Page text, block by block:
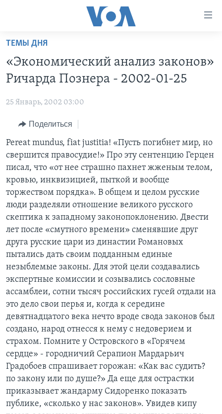
Перейти
основной
контент
навигации
Перейти
поиск
НОВОСТИ ЗА МИНУТУ
ИТОГИ
ПОЧЕМУ ЭТО ВАЖНО?
ДИСКУССИЯ VOA
ДЕТАЛИ
НЬЮ-ЙОРК NEW YORK
АМЕРИКА. БОЛЬШОЕ ПУТЕШЕСТВИЕ
ПРОЕКТЫ
УЧИМ АНГЛИЙСКИЙ
НАША АМЕРИКАНСКАЯ ИСТОРИЯ
А КАК В АМЕРИКЕ?
АРТЕФАКТЫ
АМЕРИКАНСКИЕ ГОРОДКИ
ТЕСТЫ
ЭКСПЕРТИЗА
ИНТЕРВЬЮ
ФАКТЫ ПРОТИВ ФЕЙКОВ
ЗА СВОБОДУ ПРЕССЫ
УЧИМ АНГЛИЙСКИЙ
ВИДЕО
ПОДПИСКА НА НОВОСТИ
Learning English
СОЦИАЛЬНЫЕ СЕТИ
Языки
ТЕМЫ ДНЯ
«Экономический анализ законов»
Ричарда Познера - 2002-01-25
25 Январь, 2002 03:00
Поделиться
Pereat mundus, fiat justitia! «Пусть погибнет мир, но
свершится правосудие!» Про эту сентенцию Герцен
писал, что «от нее страшно пахнет жженым телом,
кровью, инквизицией, пыткой и вообще
торжеством порядка». В общем и целом русские
люди разделяли отношение великого русского
скептика к западному законопоклонению. Двести
лет после «смутного времени» сменявшие друг
друга русские цари из династии Романовых
пытались дать своим подданным единые
незыблемые законы. Для этой цели создавались
экспертные комиссии и созывались сословные
ассамблеи, сотни тысяч российских гусей отдали на
это дело свои перья и, когда к середине
девятнадцатого века нечто вроде свода законов был
создано, народ отнесся к нему с недоверием и
страхом. Помните у Островского в «Горячем
сердце» - городничий Серапион Мардарьич
Градобоев спрашивает горожан: «Как вас судить?
по закону или по душе?» Да еще для острастки
приказывает жандарму Сидоренко показать
публике, «сколько у нас законов». Увидев кипу